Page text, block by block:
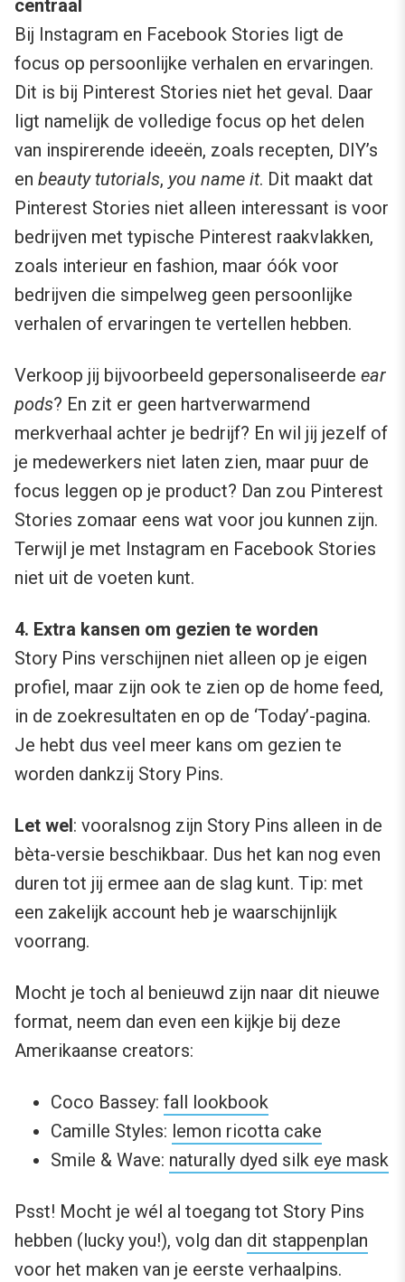
centraal
Bij Instagram en Facebook Stories ligt de
focus op persoonlijke verhalen en ervaringen.
Dit is bij Pinterest Stories niet het geval. Daar
ligt namelijk de volledige focus op het delen
van inspirerende ideeën, zoals recepten, DIY’s
en beauty tutorials, you name it. Dit maakt dat
Pinterest Stories niet alleen interessant is voor
bedrijven met typische Pinterest raakvlakken,
zoals interieur en fashion, maar óók voor
bedrijven die simpelweg geen persoonlijke
verhalen of ervaringen te vertellen hebben.
Verkoop jij bijvoorbeeld gepersonaliseerde ear
pods? En zit er geen hartverwarmend
merkverhaal achter je bedrijf? En wil jij jezelf of
je medewerkers niet laten zien, maar puur de
focus leggen op je product? Dan zou Pinterest
Stories zomaar eens wat voor jou kunnen zijn.
Terwijl je met Instagram en Facebook Stories
niet uit de voeten kunt.
4. Extra kansen om gezien te worden
Story Pins verschijnen niet alleen op je eigen
profiel, maar zijn ook te zien op de home feed,
in de zoekresultaten en op de ‘Today’-pagina.
Je hebt dus veel meer kans om gezien te
worden dankzij Story Pins.
Let wel: vooralsnog zijn Story Pins alleen in de
bèta-versie beschikbaar. Dus het kan nog even
duren tot jij ermee aan de slag kunt. Tip: met
een zakelijk account heb je waarschijnlijk
voorrang.
Mocht je toch al benieuwd zijn naar dit nieuwe
format, neem dan even een kijkje bij deze
Amerikaanse creators:
Coco Bassey: fall lookbook
Camille Styles: lemon ricotta cake
Smile & Wave: naturally dyed silk eye mask
Psst! Mocht je wél al toegang tot Story Pins
hebben (lucky you!), volg dan dit stappenplan
voor het maken van je eerste verhaalpins.